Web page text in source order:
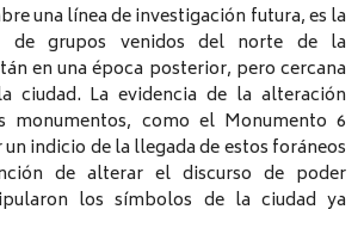
una línea de investigación futura, es la
de grupos venidos del norte de la
en una época posterior, pero cercana
ciudad. La evidencia de la alteración
monumentos, como el Monumento 6
indicio de la llegada de estos foráneos
de alterar el discurso de poder
los símbolos de la ciudad ya